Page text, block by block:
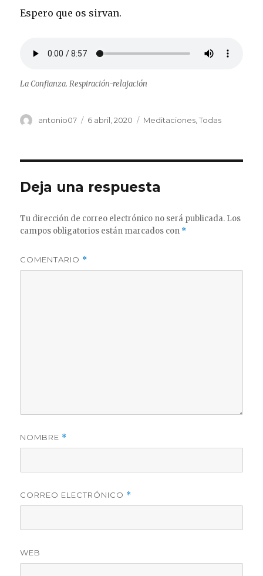
Espero que os sirvan.
La Confianza. Respiración-relajación
Autor
antonio07
Publicado
6 abril, 2020 Categorías
Meditaciones ,Todas
Deja una respuesta
Tu dirección de correo electrónico no será publicada. Los
campos obligatorios están marcados con *
COMENTARIO *
NOMBRE *
CORREO ELECTRÓNICO *
WEB